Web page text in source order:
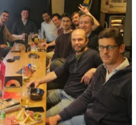
Suivre sur Instagram
oublié ?
Mot de passe